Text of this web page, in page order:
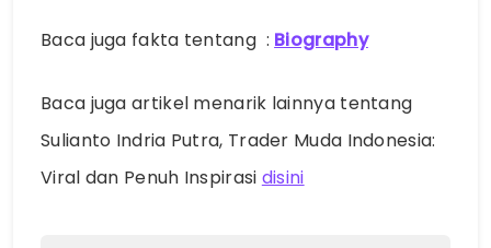
Baca juga fakta tentang : Biography
Baca juga artikel menarik lainnya tentang
Sulianto Indria Putra, Trader Muda Indonesia:
Viral dan Penuh Inspirasi disini